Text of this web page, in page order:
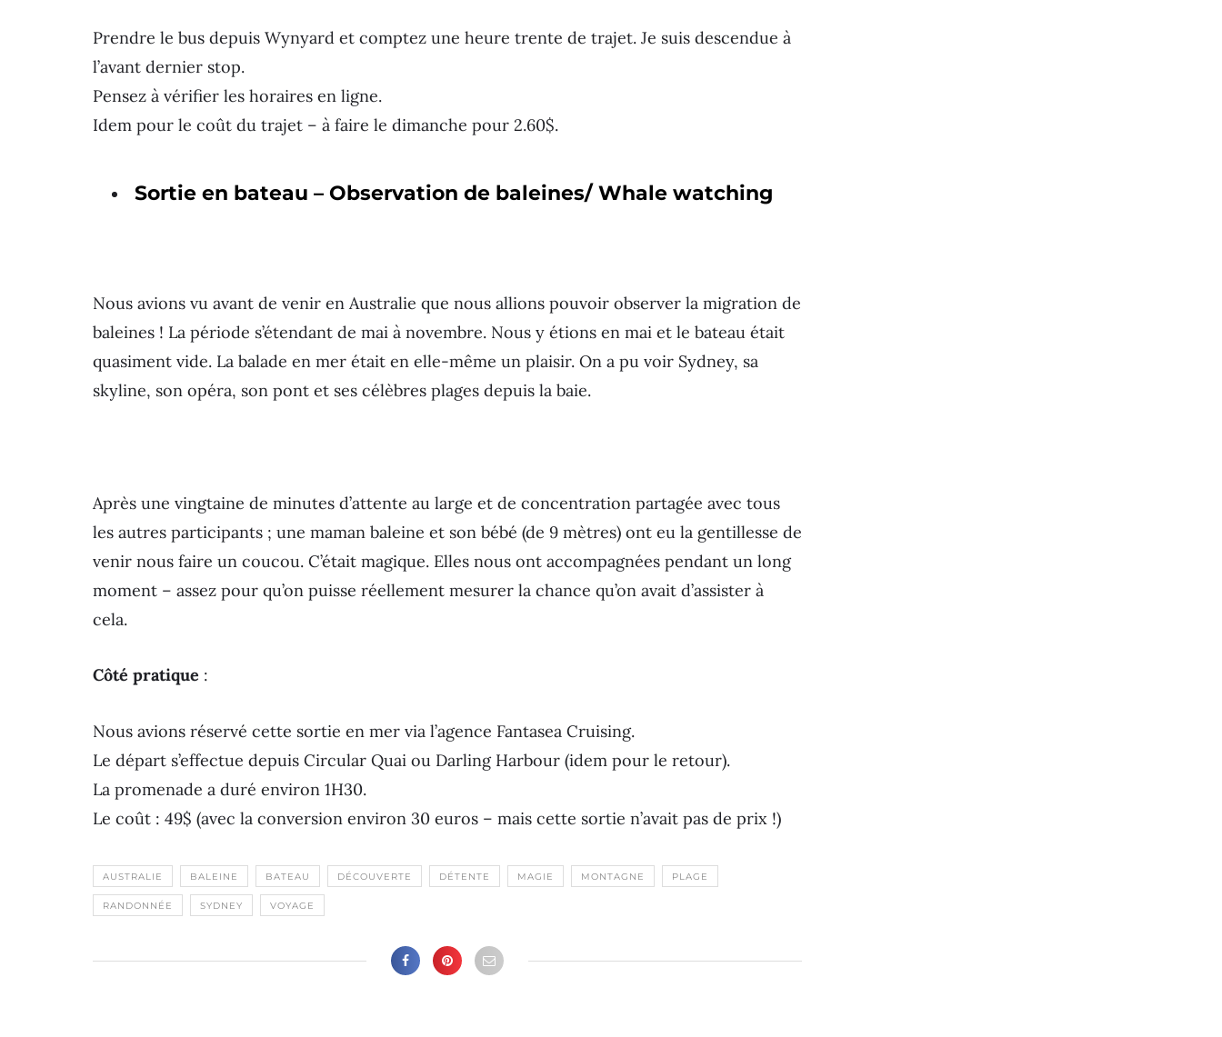
Prendre le bus depuis Wynyard et comptez une heure trente de trajet. Je suis descendue à
l’avant dernier stop.
Pensez à vérifier les horaires en ligne.
Idem pour le coût du trajet – à faire le dimanche pour 2.60$.
Sortie en bateau – Observation de baleines/ Whale watching
Nous avions vu avant de venir en Australie que nous allions pouvoir observer la migration de
baleines ! La période s’étendant de mai à novembre. Nous y étions en mai et le bateau était
quasiment vide. La balade en mer était en elle-même un plaisir. On a pu voir Sydney, sa
skyline, son opéra, son pont et ses célèbres plages depuis la baie.
Après une vingtaine de minutes d’attente au large et de concentration partagée avec tous
les autres participants ; une maman baleine et son bébé (de 9 mètres) ont eu la gentillesse de
venir nous faire un coucou. C’était magique. Elles nous ont accompagnées pendant un long
moment – assez pour qu’on puisse réellement mesurer la chance qu’on avait d’assister à
cela.
Côté pratique :
Nous avions réservé cette sortie en mer via l’agence Fantasea Cruising.
Le départ s’effectue depuis Circular Quai ou Darling Harbour (idem pour le retour).
La promenade a duré environ 1H30.
Le coût : 49$ (avec la conversion environ 30 euros – mais cette sortie n’avait pas de prix !)
AUSTRALIE BALEINE BATEAU DÉCOUVERTE DÉTENTE MAGIE MONTAGNE PLAGE
RANDONNÉE SYDNEY VOYAGE